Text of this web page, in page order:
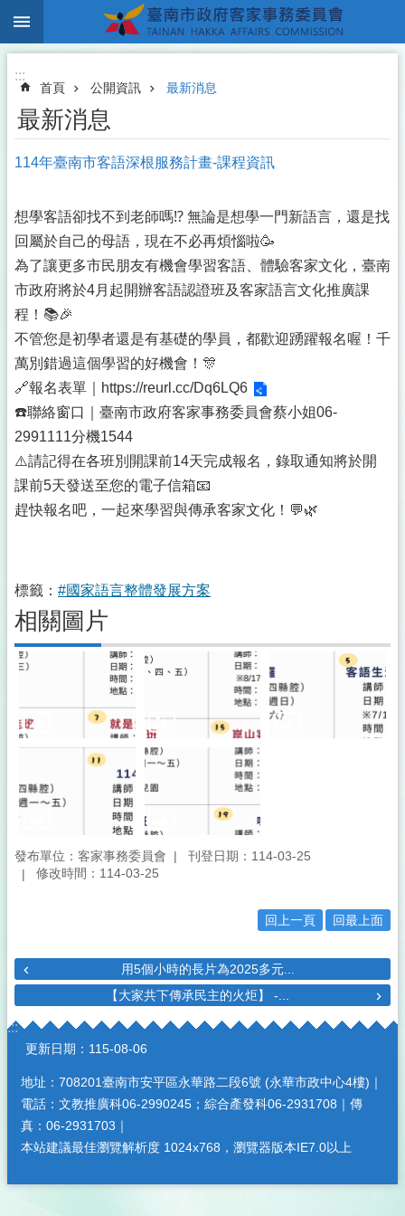
跳到主要內容區塊
:::
首頁 公開資訊 最新消息
最新消息
114年臺南市客語深根服務計畫-課程資訊
想學客語卻找不到老師嗎⁉️ 無論是想學一門新語言，還是找
回屬於自己的母語，現在不必再煩惱啦🥳
為了讓更多市民朋友有機會學習客語、體驗客家文化，臺南
市政府將於4月起開辦客語認證班及客家語言文化推廣課
程！📚🎉
不管您是初學者還是有基礎的學員，都歡迎踴躍報名喔！千
萬別錯過這個學習的好機會！🎊
🔗報名表單｜
https://reurl.cc/Dq6LQ6
☎️聯絡窗口｜臺南市政府客家事務委員會蔡小姐06-
2991111分機1544
⚠️請記得在各班別開課前14天完成報名，錄取通知將於開
課前5天發送至您的電子信箱📧
趕快報名吧，一起來學習與傳承客家文化！💬🌿
標籤： #國家語言整體發展方案
相關圖片
發布單位：客家事務委員會
刊登日期：114-03-25
修改時間：114-03-25
回上一頁 回最上面
用5個小時的長片為2025多元...
【大家共下傳承民主的火炬】 -...
:::
更新日期： 115-08-06
地址：708201臺南市安平區永華路二段6號 (永華市政中心4樓)｜
電話：文教推廣科06-2990245；綜合產發科06-2931708｜傳
真：06-2931703｜
本站建議最佳瀏覽解析度 1024x768，瀏覽器版本IE7.0以上